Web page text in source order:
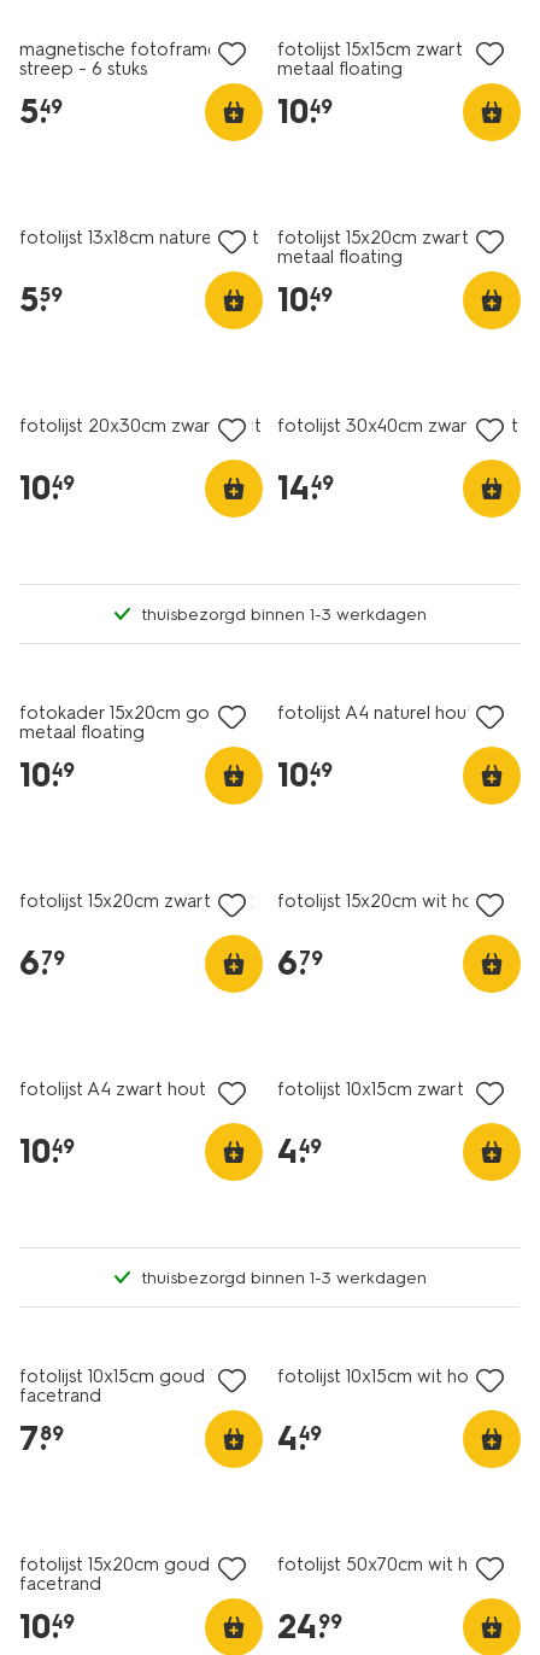
magnetische fotoframes
streep - 6 stuks
5.
49
fotolijst 15x15cm zwart
metaal floating
10.
49
fotolijst 13x18cm naturel hout
5.
59
fotolijst 15x20cm zwart
metaal floating
10.
49
fotolijst 20x30cm zwart hout
10.
49
fotolijst 30x40cm zwart hout
14.
49
thuisbezorgd binnen 1-3 werkdagen
fotokader 15x20cm goud
metaal floating
10.
49
fotolijst A4 naturel hout
10.
49
fotolijst 15x20cm zwart hout
6.
79
fotolijst 15x20cm wit hout
6.
79
fotolijst A4 zwart hout
10.
49
fotolijst 10x15cm zwart hout
4.
49
thuisbezorgd binnen 1-3 werkdagen
fotolijst 10x15cm goud hout
facetrand
7.
89
fotolijst 10x15cm wit hout
4.
49
fotolijst 15x20cm goud hout
facetrand
10.
49
fotolijst 50x70cm wit hout
24.
99